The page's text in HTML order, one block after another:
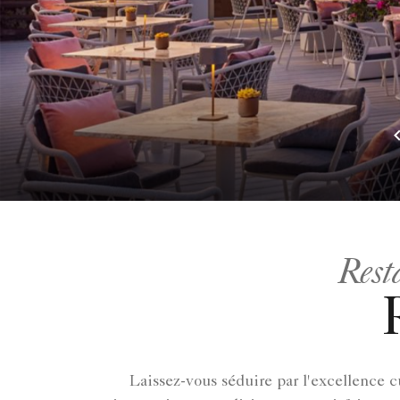
Laissez-vous séduire par l'excellence